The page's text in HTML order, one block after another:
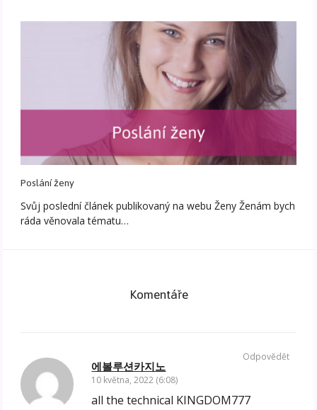
Poslání ženy
Svůj poslední článek publikovaný na webu Ženy Ženám bych
ráda věnovala tématu…
Komentáře
에볼루션카지노
10 května, 2022 (6:08)
all the technical KINGDOM777
Odpovědět